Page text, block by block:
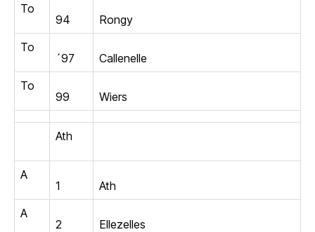
To
94
Rongy
To
´97
Callenelle
To
99
Wiers
Ath
A
1
Ath
A
2
Ellezelles